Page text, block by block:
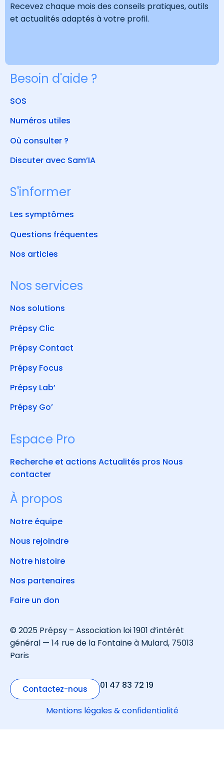
Besoin d'aide ?
SOS
Numéros utiles
Où consulter ?
Discuter avec Sam’IA
S'informer
Les symptômes
Questions fréquentes
Nos articles
Nos services
Nos solutions
Prépsy Clic
Prépsy Contact
Prépsy Focus
Prépsy Lab’
Prépsy Go’
Espace Pro
Recherche et actions Actualités pros Nous
contacter
À propos
Notre équipe
Nous rejoindre
Notre histoire
Nos partenaires
Faire un don
Recevez chaque mois des conseils pratiques, outils
et actualités adaptés à votre profil.
© 2025 Prépsy – Association loi 1901 d’intérêt
général — 14 rue de la Fontaine à Mulard, 75013
Paris
Contactez-nous 01 47 83 72 19
Mentions légales & confidentialité